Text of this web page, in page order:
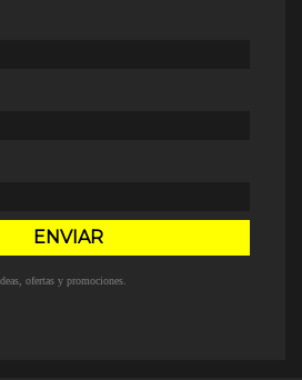
ENVIAR
ofertas y promociones.